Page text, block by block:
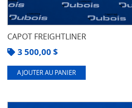
CAPOT FREIGHTLINER
3 500,00 $
AJOUTER AU PANIER